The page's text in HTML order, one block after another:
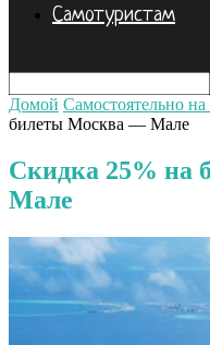
Самотуристам
Домой Самостоятельно
билеты Москва — Мале
Скидка 25% на
Мале